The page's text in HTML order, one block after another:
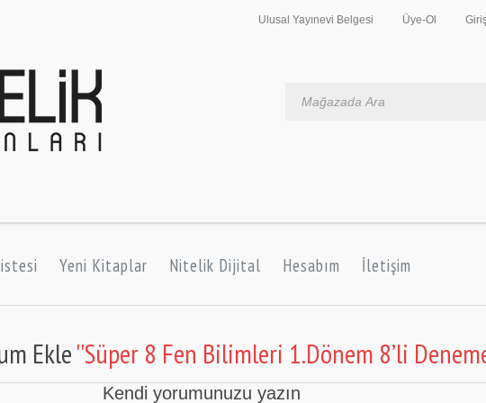
Ulusal Yayınevi Belgesi Üye-Ol
Yeni Kitaplar Nitelik Dijital Hesabım İletişim
Ekle Süper 8 Fen Bilimleri 1.Dönem 8’li Deneme
Kendi yorumunuzu yazın